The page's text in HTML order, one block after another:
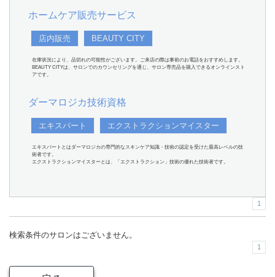
ホームケア販売サービス
店内販売 BEAUTY CITY
在庫状況により、品切れの可能性がございます。ご来店の際は事前のお電話をおすすめします。
BEAUTY CITYは、サロンでのカウンセリングを通じ、サロン専売品を購入できるオンラインスト
アです。
ダーマロジカ技術資格
エキスパート エクストラクションマイスター
エキスパートとはダーマロジカの専門的なスキンケア知識・技術の認定を受けた最高レベルの技
術者です。
エクストラクションマイスターとは、「エクストラクション」技術の優れた技術者です。
1
検索条件のサロンはございません。
1